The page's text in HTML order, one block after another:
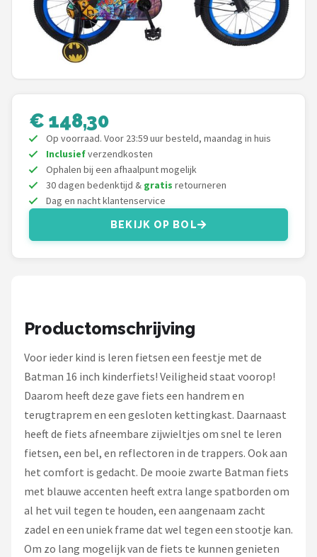
Mountainbikes
POPULAIRE MERKEN
Volare
ABUS
AXA
New Looxs
Voltano
Cortina
Alle merken →
€ 148,30
Op voorraad. Voor 23:59 uur besteld, maandag in huis
Inclusiefverzendkosten
Ophalen bij een afhaalpunt mogelijk
30 dagen bedenktijd & gratis retourneren
Dag en nacht klantenservice
BEKIJK OP BOL
Productomschrijving
Voor ieder kind is leren fietsen een feestje met de
Batman 16 inch kinderfiets! Veiligheid staat voorop!
Daarom heeft deze gave fiets een handrem en
terugtraprem en een gesloten kettingkast. Daarnaast
heeft de fiets afneembare zijwieltjes om snel te leren
fietsen, een bel, en reflectoren in de trappers. Ook aan
het comfort is gedacht. De mooie zwarte Batman fiets
met blauwe accenten heeft extra lange spatborden om
al het vuil tegen te houden, een aangenaam zacht
zadel en een uniek frame dat wel tegen een stootje kan.
Om zo lang mogelijk van de fiets te kunnen genieten